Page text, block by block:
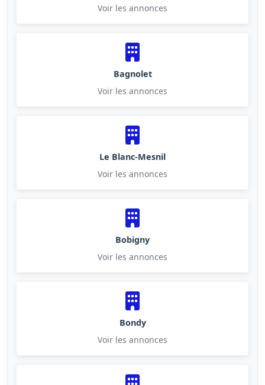
Voir les annonces
Bagnolet
Voir les annonces
Le Blanc-Mesnil
Voir les annonces
Bobigny
Voir les annonces
Bondy
Voir les annonces